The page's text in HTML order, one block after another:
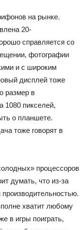
на рынке.
20-
справляется со
фотографии
и с широким
дисплей тоже
размер в
1080 пикселей,
о планшете.
тоже говорят в
процессоров
думать, что из-за
производительностью.
хватит любому
в игры поиграть,